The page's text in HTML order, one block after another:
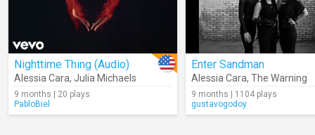
Nighttime Thing (Audio)
Alessia Cara, Julia Michaels
9 months | 20 plays
PabloBiel
Enter Sandman
Alessia Cara, The Warning
9 months | 1104 plays
gustavogodoy